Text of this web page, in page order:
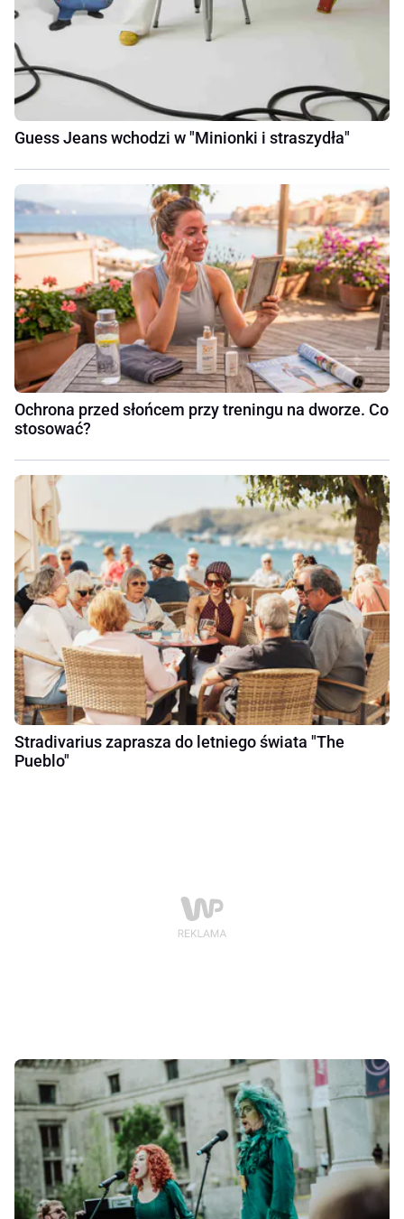
Guess Jeans wchodzi w "Minionki i straszydła"
Ochrona przed słońcem przy treningu na dworze. Co
stosować?
Stradivarius zaprasza do letniego świata "The
Pueblo"